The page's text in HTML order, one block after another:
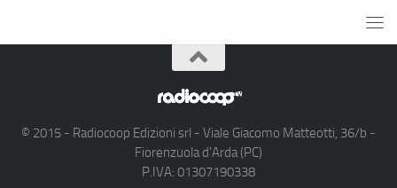
© 2015 - Radiocoop Edizioni srl - Viale Giacomo Matteotti, 36/b -
Fiorenzuola d'Arda (PC)
P.IVA: 01307190338